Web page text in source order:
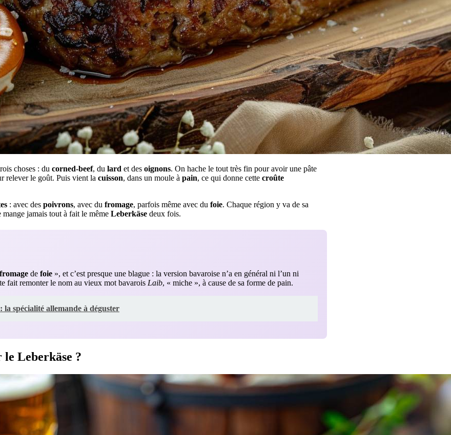
choses : du corned-beef, du lard et des oignons. On hache le tout très fin pour avoir une pâte
relever le goût. Puis vient la cuisson, dans un moule à pain, ce qui donne cette croûte
: avec des poivrons, avec du fromage, parfois même avec du foie. Chaque région y va de sa
mange jamais tout à fait le même Leberkäse deux fois.
fromage de foie », et c’est presque une blague : la version bavaroise n’a en général ni l’un ni
fait remonter le nom au vieux mot bavarois Laib, « miche », à cause de sa forme de pain.
la spécialité allemande à déguster
le Leberkäse ?